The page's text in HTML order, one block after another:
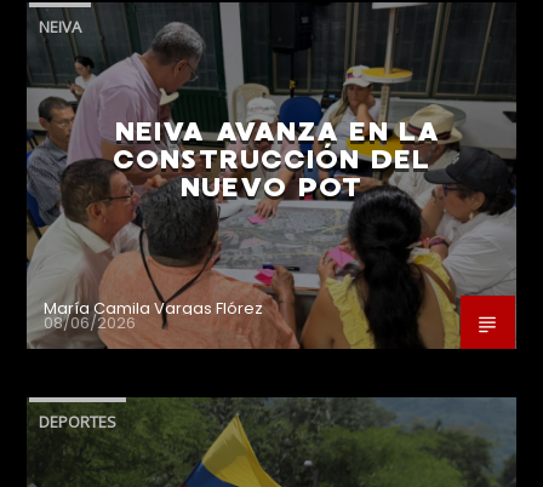
NEIVA
NEIVA AVANZA EN LA
CONSTRUCCIÓN DEL
NUEVO POT
María Camila Vargas Flórez
08/06/2026
DEPORTES